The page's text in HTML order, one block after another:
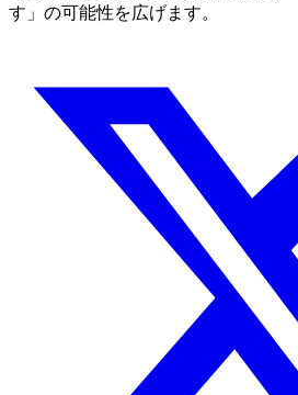
す」の可能性を広げます。